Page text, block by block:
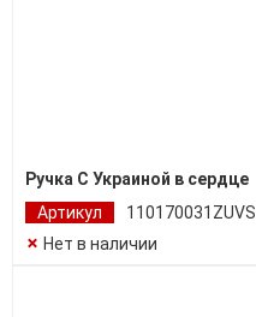
Ручка С Украиной в сердце
Артикул
110170031ZUVS
Нет в наличии